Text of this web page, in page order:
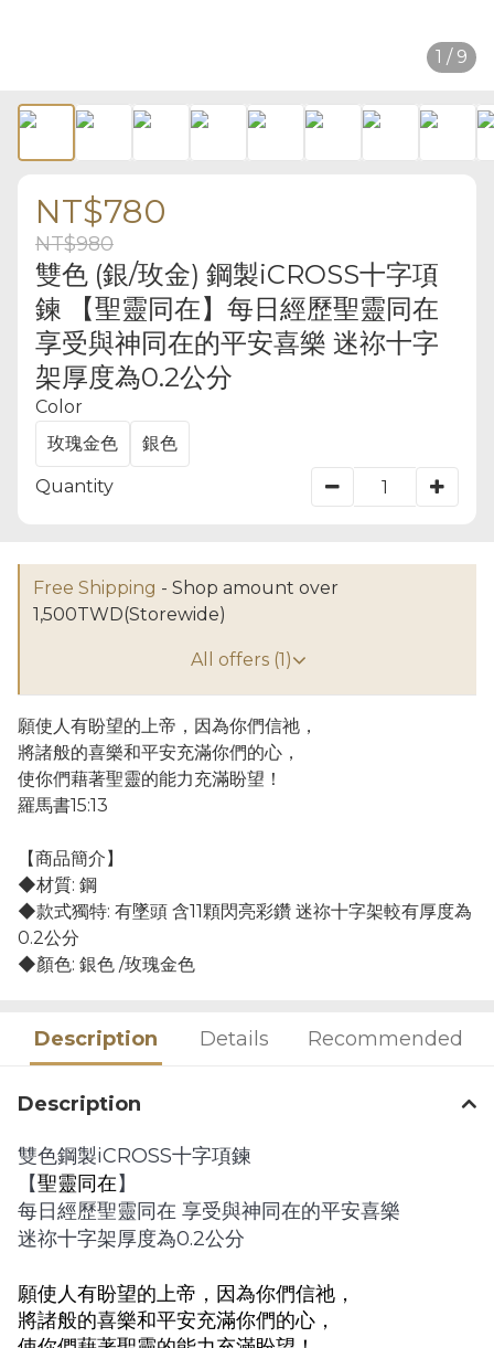
1 / 9
NT$780
NT$980
雙色 (銀/玫金) 鋼製iCROSS十字項
鍊 【聖靈同在】每日經歷聖靈同在
享受與神同在的平安喜樂 迷祢十字
架厚度為0.2公分
Color
玫瑰金色
銀色
Quantity
Free Shipping - Shop amount over
1,500TWD(Storewide)
All offers (1)
願使人有盼望的上帝，因為你們信祂，
將諸般的喜樂和平安充滿你們的心，
使你們藉著聖靈的能力充滿盼望！
羅馬書15:13
【商品簡介】
◆材質: 鋼
◆款式獨特: 有墜頭 含11顆閃亮彩鑽 迷祢十字架較有厚度為
0.2公分
◆顏色: 銀色 /玫瑰金色
Description Details Recommended
Description
雙色鋼製iCROSS十字項鍊
【聖靈同在 】
每日經歷聖靈同在 享受與神同在的平安喜樂
迷祢十字架厚度為0.2公分
願使人有盼望的上帝，因為你們信祂，
將諸般的喜樂和平安充滿你們的心，